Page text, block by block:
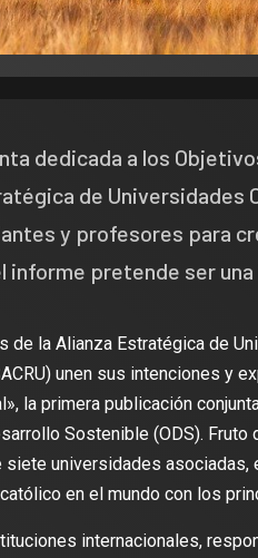
dedicada a los
de
y profesores para
informe pretende ser
de la Alianza Estratégica de
unen sus intenciones y
la primera publicación
Sostenible (ODS). Fruto
universidades asociadas,
en el mundo con los
internacionales,